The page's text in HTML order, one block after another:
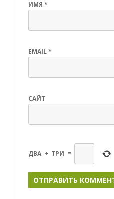
ИМЯ *
EMAIL*
САЙТ
ДВА + ТРИ =